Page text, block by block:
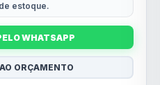
estoque.
WHATSAPP
ORÇAMENTO